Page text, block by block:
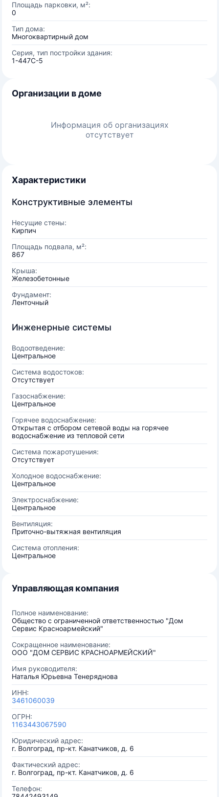
Площадь парковки, м²:
0
Тип дома:
Многоквартирный дом
Серия, тип постройки здания:
1-447С-5
Организации в доме
Информация об организациях
отсутствует
Характеристики
Конструктивные элементы
Несущие стены:
Кирпич
Площадь подвала, м²:
867
Крыша:
Железобетонные
Фундамент:
Ленточный
Инженерные системы
Водоотведение:
Центральное
Система водостоков:
Отсутствует
Газоснабжение:
Центральное
Горячее водоснабжение:
Открытая с отбором сетевой воды на горячее
водоснабжение из тепловой сети
Система пожаротушения:
Отсутствует
Холодное водоснабжение:
Центральное
Электроснабжение:
Центральное
Вентиляция:
Приточно-вытяжная вентиляция
Система отопления:
Центральное
Управляющая компания
Полное наименование:
Общество с ограниченной ответственностью "Дом
Сервис Красноармейский"
Сокращенное наименование:
ООО "ДОМ СЕРВИС КРАСНОАРМЕЙСКИЙ"
Имя руководителя:
Наталья Юрьевна Тенеряднова
ИНН:
3461060039
ОГРН:
1163443067590
Юридический адрес:
г. Волгоград, пр-кт. Канатчиков, д. 6
Фактический адрес:
г. Волгоград, пр-кт. Канатчиков, д. 6
Телефон: